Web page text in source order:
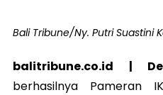
Bali Tribune/Ny. Putri Suastini
balitribune.co.id |
berhasilnya Pameran